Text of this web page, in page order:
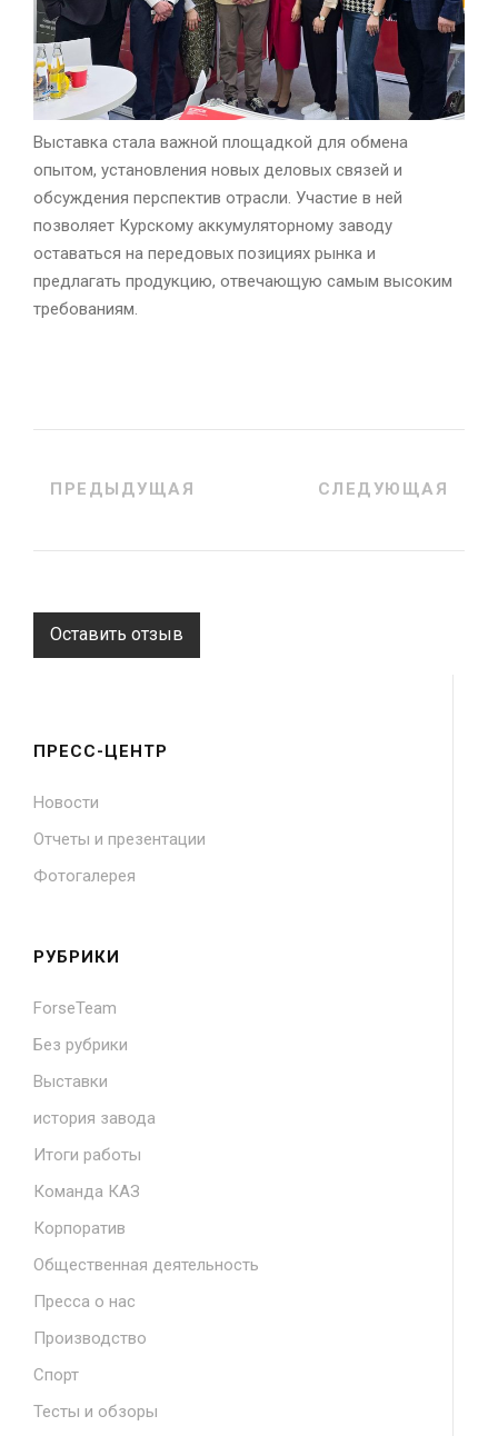
Выставка стала важной площадкой для обмена
опытом, установления новых деловых связей и
обсуждения перспектив отрасли. Участие в ней
позволяет Курскому аккумуляторному заводу
оставаться на передовых позициях рынка и
предлагать продукцию, отвечающую самым высоким
требованиям.
ПРЕДЫДУЩАЯ СЛЕДУЮЩАЯ
Оставить отзыв
ПРЕСС-ЦЕНТР
Новости
Отчеты и презентации
Фотогалерея
РУБРИКИ
ForseTeam
Без рубрики
Выставки
история завода
Итоги работы
Команда КАЗ
Корпоратив
Общественная деятельность
Пресса о нас
Производство
Спорт
Тесты и обзоры